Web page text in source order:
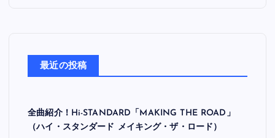
最近の投稿
全曲紹介！Hi-STANDARD「MAKING THE ROAD」
（ハイ・スタンダード メイキング・ザ・ロード）